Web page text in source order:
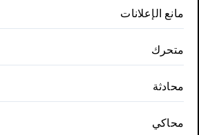
مانع الإعلانات
متحرك
محادثة
محاكي